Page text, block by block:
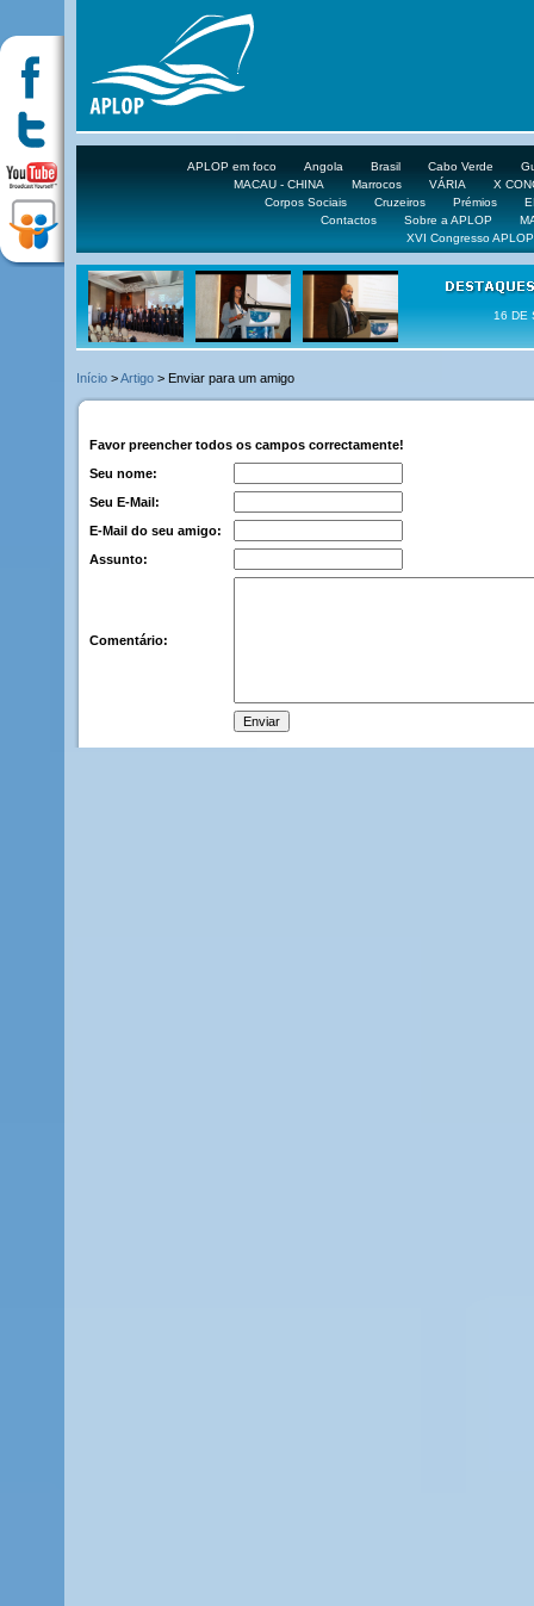
APLOP em foco Angola Brasil Cabo Verde
MACAU - CHINA
Marrocos VÁRIA
X
Corpos Sociais
Cruzeiros Prémios
Contactos
Sobre a APLOP
XVI Congresso APLOP
16 DE
Início >Artigo > Enviar para um amigo
Favor preencher todos os campos correctamente!
Seu nome:
Seu E-Mail:
E-Mail do seu amigo:
Assunto:
Comentário: